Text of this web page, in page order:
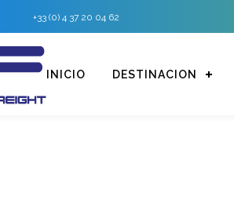
+33 (0) 4 37 20 04 62
INICIO DESTINACION